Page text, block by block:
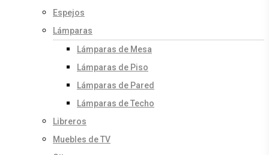
Espejos
Lámparas
Lámparas de Mesa
Lámparas de Piso
Lámparas de Pared
Lámparas de Techo
Libreros
Muebles de TV